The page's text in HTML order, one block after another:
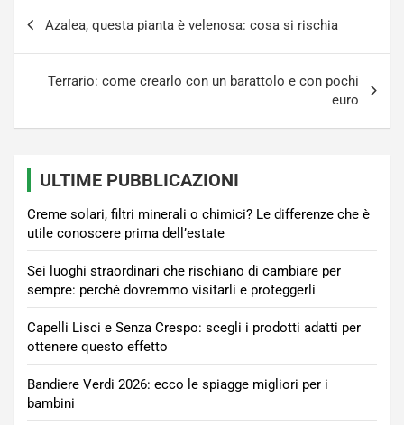
Azalea, questa pianta è velenosa: cosa si rischia
Terrario: come crearlo con un barattolo e con pochi
euro
ULTIME PUBBLICAZIONI
Creme solari, filtri minerali o chimici? Le differenze che è
utile conoscere prima dell’estate
Sei luoghi straordinari che rischiano di cambiare per
sempre: perché dovremmo visitarli e proteggerli
Capelli Lisci e Senza Crespo: scegli i prodotti adatti per
ottenere questo effetto
Bandiere Verdi 2026: ecco le spiagge migliori per i
bambini